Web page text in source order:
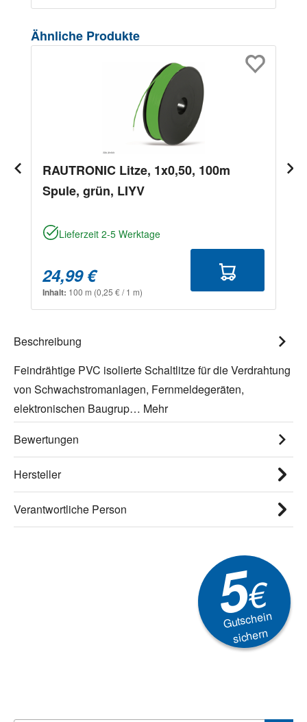
Produktgalerie überspringen
Ähnliche Produkte
RAUTRONIC Litze, 1x0,50, 100m
Spule, grün, LIYV
Lieferzeit 2-5 Werktage
24,99 €
Inhalt: 100 m (0,25 € / 1 m)
Beschreibung
Feindrähtige PVC isolierte Schaltlitze für die Verdrahtung
von Schwachstromanlagen, Fernmeldegeräten,
elektronischen Baugrup… Mehr
Bewertungen
Hersteller
Verantwortliche Person
5€
Gutschein
sichern